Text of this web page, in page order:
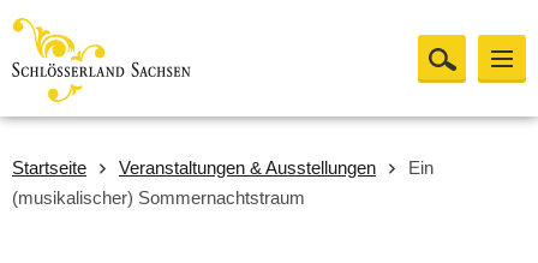
Startseite Veranstaltungen & Ausstellungen
Ein
(musikalischer) Sommernachtstraum